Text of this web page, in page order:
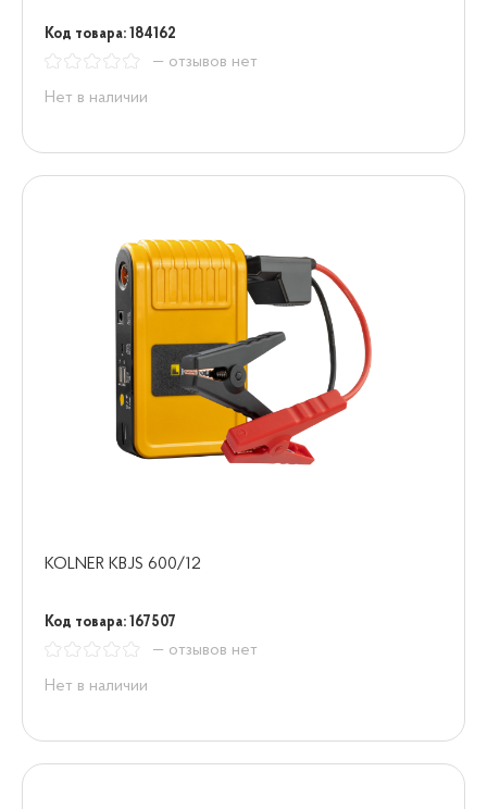
Код товара: 184162
— отзывов нет
Нет в наличии
KOLNER KBJS 600/12
Код товара: 167507
— отзывов нет
Нет в наличии